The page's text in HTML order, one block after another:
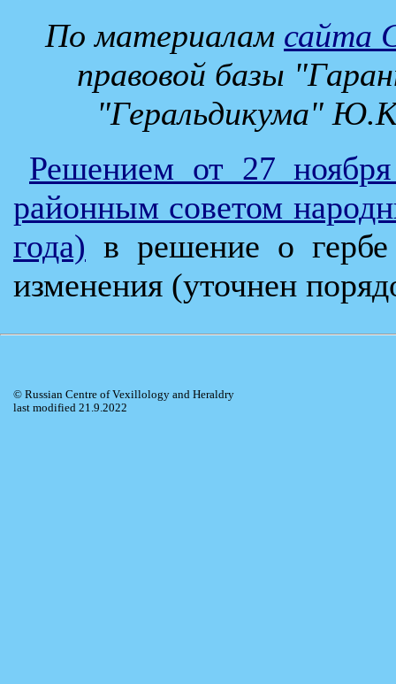
По материалам сайта
правовой базы
"Геральдикума"
Решением от 27
районным советом
года) в решение о
изменения (уточнен
© Russian Centre of Vexillology and Heraldry
last modified 21.9.2022